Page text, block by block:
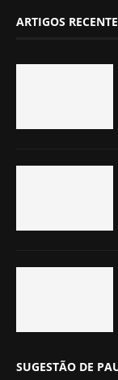
ARTIGOS
SUGESTÃO DE